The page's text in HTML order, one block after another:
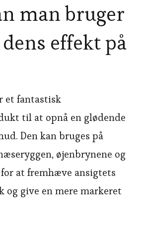
man bruger
effekt på
et fantastisk
til at opnå en glødende
Den kan bruges på
øjenbrynene og
at fremhæve ansigtets
give en mere markeret